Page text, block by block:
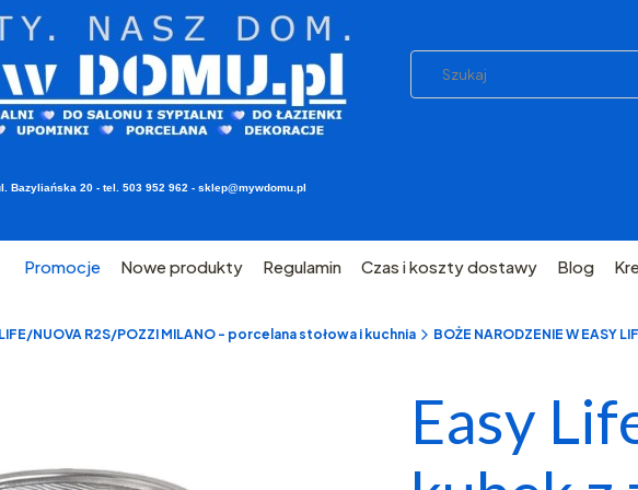
Bazyliańska 20 - tel. 503 952 962 - sklep@mywdomu.pl
Promocje Nowe produkty Regulamin Czas i koszty dostawy Blog
NUOVA R2S/POZZI MILANO - porcelana stołowa i kuchnia BOŻE NARODZENIE W EASY
Easy